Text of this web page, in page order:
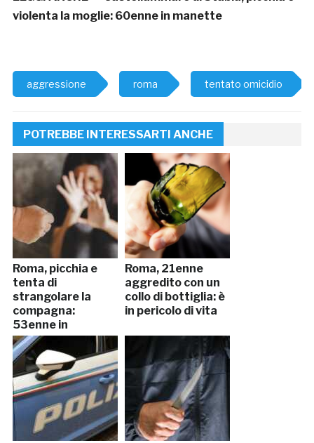
violenta la moglie: 60enne in manette
aggressione roma tentato omicidio
POTREBBE INTERESSARTI ANCHE
Roma, picchia e
tenta di
strangolare la
compagna:
53enne in
manette
Roma, 21enne
aggredito con un
collo di bottiglia: è
in pericolo di vita